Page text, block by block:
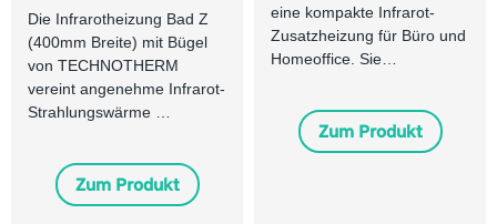
Die Infrarotheizung Bad Z
(400mm Breite) mit Bügel
von TECHNOTHERM
vereint angenehme Infrarot-
Strahlungswärme …
Zum Produkt
eine kompakte Infrarot-
Zusatzheizung für Büro und
Homeoffice. Sie…
Zum Produkt